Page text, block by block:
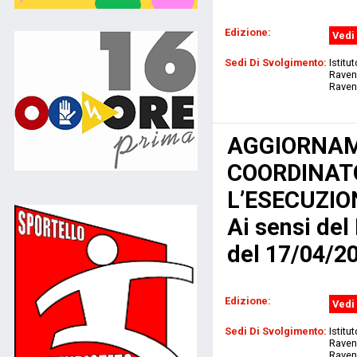
Edizione: Vedi
Sedi Di Svolgimento:
Ai sensi del
del 17/04/
Edizione: Vedi
Sedi Di Svolgimento: